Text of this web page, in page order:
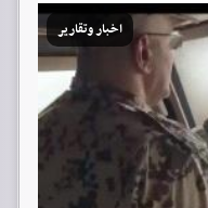
اخبار وتقارير